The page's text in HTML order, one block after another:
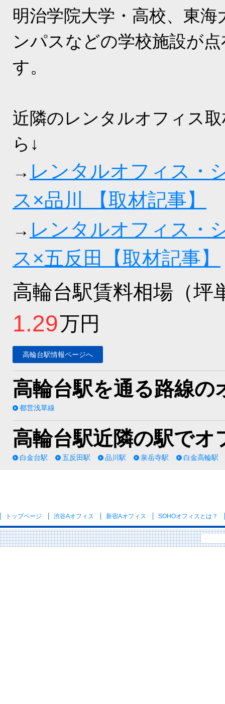
明治学院大学・高校、東海
ンパスなどの学校施設が
す。
近隣のレンタルオフィス
ら↓
→ レンタルオフィス・
ス×品川 【取材記事】
→ レンタルオフィス・
ス×五反田【取材記事】
高輪台駅賃料相場（坪
1.29万円
高輪台駅情報ページへ
高輪台駅を通る路線の
都営浅草線
高輪台駅近隣の駅でオ
白金台駅 五反田駅 品川駅 泉岳寺駅 白金高輪駅
トップページ 渋谷Aオフィス 新宿Aオフィス SOHOオフィス とは？